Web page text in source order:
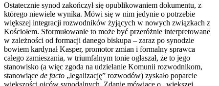
Ostatecznie synod zakończył się opublikowaniem dokumentu, z
którego niewiele wynika. Mówi się w nim jedynie o potrzebie
większej integracji rozwodników żyjących w nowych związkach z
Kościołem. Sformułowanie to może być przeróżnie interpretowane
w zależności od formacji danego biskupa – zaraz po synodzie
bowiem kardynał Kasper, promotor zmian i formalny sprawca
całego zamieszania, w triumfalnym tonie ogłaszał, że to jego
stanowisko (a więc zgoda na udzielanie Komunii rozwodnikom,
stanowiące de facto „legalizację” rozwodów) zyskało poparcie
większości ojców synodalnych. Zdanie mówiące o „większej